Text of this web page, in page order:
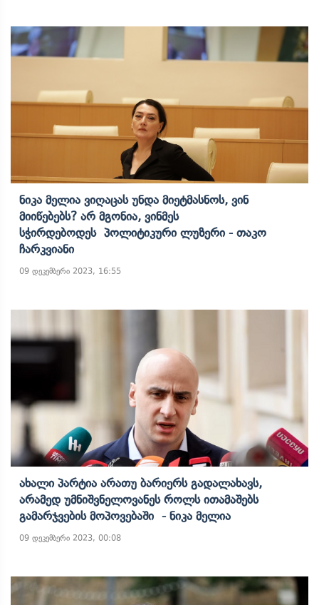
Ნიკა Მელია Ვიღაცას Უნდა Მიეტმასნოს, Ვინ
Მიიწებებს? Არ Მგონია, Ვინმეს
Სჭირდებოდეს Პოლიტიკური Ლუზერი - Თაკო
Ჩარკვიანი
09 დეკემბერი 2023, 16:55
Ახალი Პარტია Არათუ Ბარიერს Გადალახავს,
Არამედ Უმნიშვნელოვანეს Როლს Ითამაშებს
Გამარჯვების Მოპოვებაში - Ნიკა Მელია
09 დეკემბერი 2023, 00:08